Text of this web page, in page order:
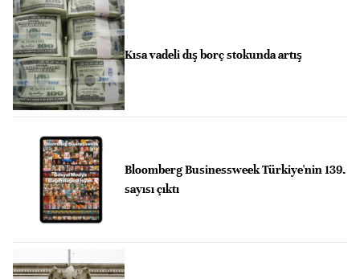
Kısa vadeli dış borç stokunda artış
Bloomberg Businessweek Türkiye'nin 139.
sayısı çıktı